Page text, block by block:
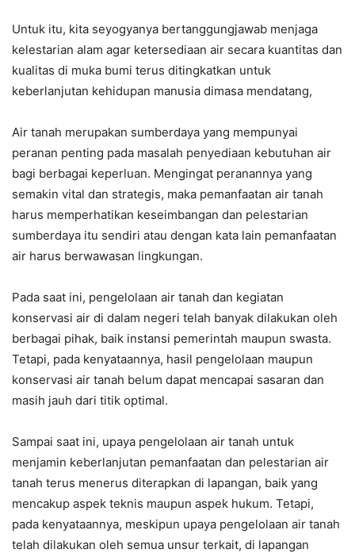
Untuk itu, kita seyogyanya bertanggungjawab menjaga
kelestarian alam agar ketersediaan air secara kuantitas dan
kualitas di muka bumi terus ditingkatkan untuk
keberlanjutan kehidupan manusia dimasa mendatang,
Air tanah merupakan sumberdaya yang mempunyai
peranan penting pada masalah penyediaan kebutuhan air
bagi berbagai keperluan. Mengingat peranannya yang
semakin vital dan strategis, maka pemanfaatan air tanah
harus memperhatikan keseimbangan dan pelestarian
sumberdaya itu sendiri atau dengan kata lain pemanfaatan
air harus berwawasan lingkungan.
Pada saat ini, pengelolaan air tanah dan kegiatan
konservasi air di dalam negeri telah banyak dilakukan oleh
berbagai pihak, baik instansi pemerintah maupun swasta.
Tetapi, pada kenyataannya, hasil pengelolaan maupun
konservasi air tanah belum dapat mencapai sasaran dan
masih jauh dari titik optimal.
Sampai saat ini, upaya pengelolaan air tanah untuk
menjamin keberlanjutan pemanfaatan dan pelestarian air
tanah terus menerus diterapkan di lapangan, baik yang
mencakup aspek teknis maupun aspek hukum. Tetapi,
pada kenyataannya, meskipun upaya pengelolaan air tanah
telah dilakukan oleh semua unsur terkait, di lapangan